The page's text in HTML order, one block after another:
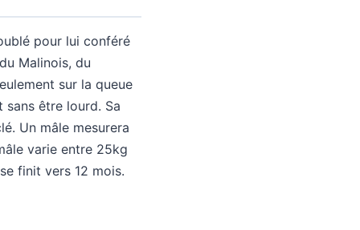
pour lui conféré
Malinois, du
sur la queue
sans être lourd. Sa
Un mâle mesurera
varie entre 25kg
finit vers 12 mois.